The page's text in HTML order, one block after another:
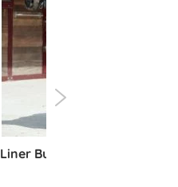
Liner Bucas Quilt SD Pony